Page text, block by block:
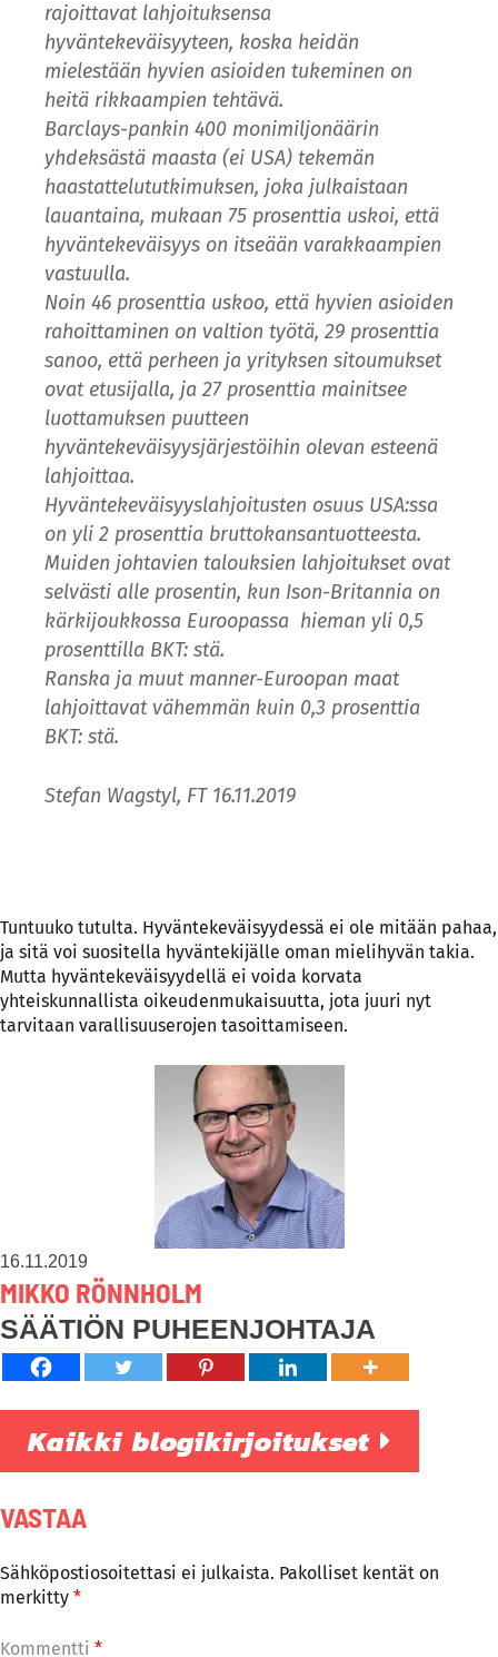
rajoittavat lahjoituksensa
hyväntekeväisyyteen, koska heidän
mielestään hyvien asioiden tukeminen on
heitä rikkaampien tehtävä.
Barclays-pankin 400 monimiljonäärin
yhdeksästä maasta (ei USA) tekemän
haastattelututkimuksen, joka julkaistaan
lauantaina, mukaan 75 prosenttia uskoi, että
hyväntekeväisyys on itseään varakkaampien
vastuulla.
Noin 46 prosenttia uskoo, että hyvien asioiden
rahoittaminen on valtion työtä, 29 prosenttia
sanoo, että perheen ja yrityksen sitoumukset
ovat etusijalla, ja 27 prosenttia mainitsee
luottamuksen puutteen
hyväntekeväisyysjärjestöihin olevan esteenä
lahjoittaa.
Hyväntekeväisyyslahjoitusten osuus USA:ssa
on yli 2 prosenttia bruttokansantuotteesta.
Muiden johtavien talouksien lahjoitukset ovat
selvästi alle prosentin, kun Ison-Britannia on
kärkijoukkossa Euroopassa hieman yli 0,5
prosenttilla BKT: stä.
Ranska ja muut manner-Euroopan maat
lahjoittavat vähemmän kuin 0,3 prosenttia
BKT: stä.
Stefan Wagstyl, FT 16.11.2019
Tuntuuko tutulta. Hyväntekeväisyydessä ei ole mitään pahaa,
ja sitä voi suositella hyväntekijälle oman mielihyvän takia.
Mutta hyväntekeväisyydellä ei voida korvata
yhteiskunnallista oikeudenmukaisuutta, jota juuri nyt
tarvitaan varallisuuserojen tasoittamiseen.
16.11.2019
MIKKO RÖNNHOLM
SÄÄTIÖN PUHEENJOHTAJA
Kaikki blogikirjoitukset
VASTAA
Sähköpostiosoitettasi ei julkaista. Pakolliset kentät on
merkitty *
Kommentti *